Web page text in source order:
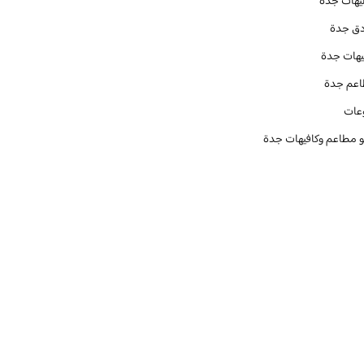
جدة
جدة
جدة
مطاعم وكافيهات جدة